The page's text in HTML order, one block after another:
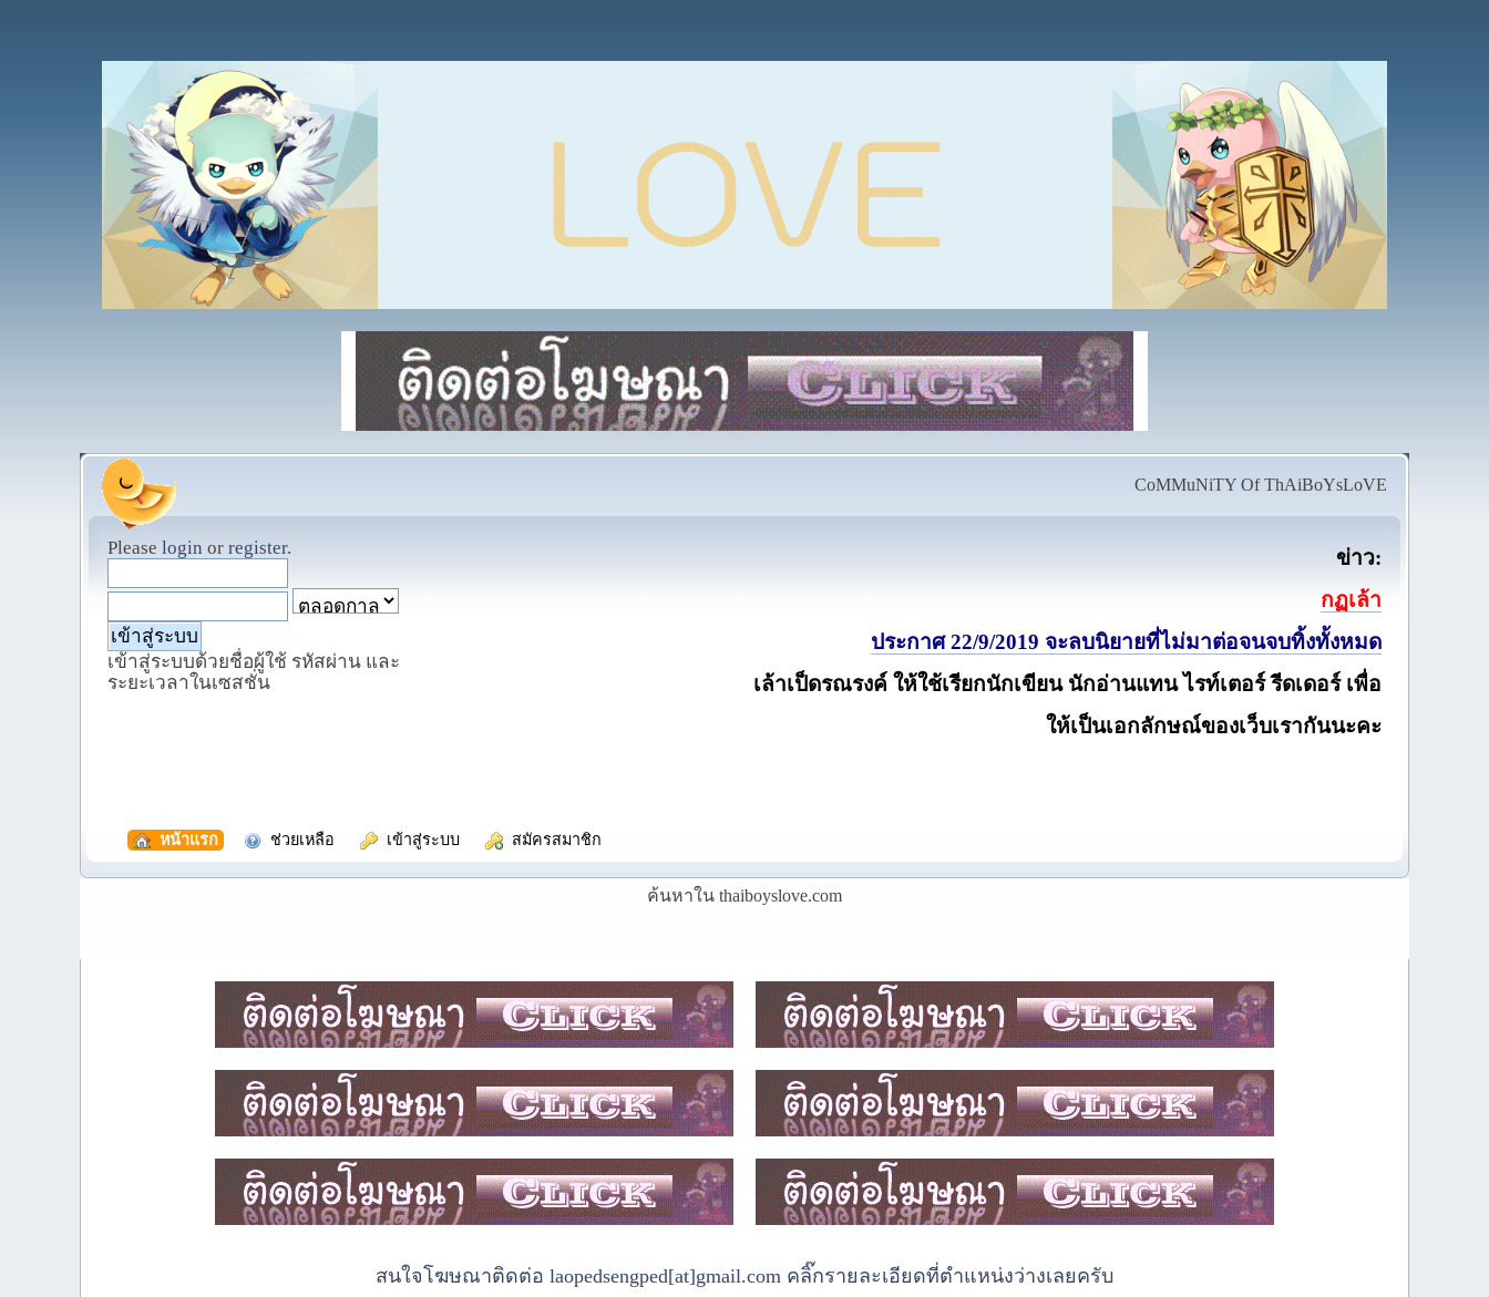
CoMMuNiTY Of ThAiBoYsLoVE
Please login or register.
เข้าสู่ระบบด้วยชื่อผู้ใช้ รหัสผ่าน และ
ระยะเวลาในเซสชั่น
ข่าว:
กฏเล้า
ประกาศ 22/9/2019 จะลบนิยายที่ไม่มาต่อจนจบทิ้งทั้งหมด
เล้าเป็ดรณรงค์ ให้ใช้เรียกนักเขียน นักอ่านแทน ไรท์เตอร์ รีดเดอร์ เพื่อ
ให้เป็นเอกลักษณ์ของเว็บเรากันนะคะ
หน้าแรก ช่วยเหลือ เข้าสู่ระบบ สมัครสมาชิก
ค้นหาใน thaiboyslove.com
สนใจโฆษณาติดต่อ laopedsengped[at]gmail.com คลิ๊กรายละเอียดที่ตำแหน่งว่างเลยครับ